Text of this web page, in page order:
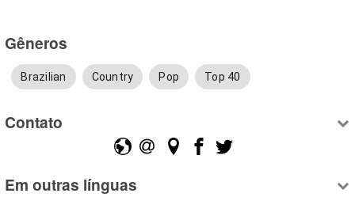
Gêneros
Brazilian Country Pop Top 40
Contato
Em outras línguas